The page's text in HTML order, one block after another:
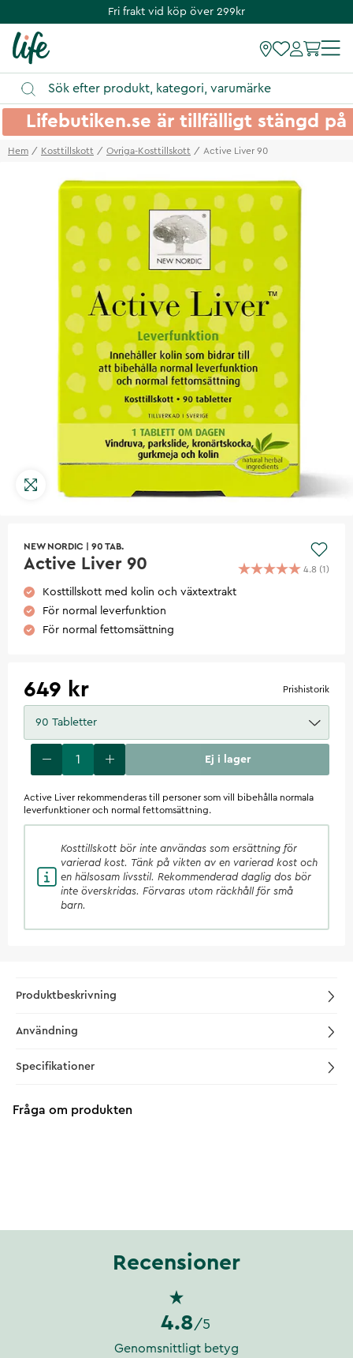
Fri frakt vid köp över 299kr
Lifebutiken.se är tillfälligt stängd
Hem Kosttillskott Ovriga-Kosttillskott Active Liver 90
NEW NORDIC 90 TAB.
Active Liver 90 4.8 (1)
Kosttillskott med kolin och växtextrakt
För normal leverfunktion
För normal fettomsättning
649 kr Prishistorik
90 Tabletter
Ej i lager
Active Liver rekommenderas till personer som vill bibehålla normala
leverfunktioner och normal fettomsättning.
Kosttillskott bör inte användas som ersättning för
varierad kost. Tänk på vikten av en varierad kost och
en hälsosam livsstil. Rekommenderad daglig dos bör
inte överskridas. Förvaras utom räckhåll för små
barn.
Produktbeskrivning
Användning
Specifikationer
Fråga om produkten
Recensioner
4.8 /5
Genomsnittligt betyg